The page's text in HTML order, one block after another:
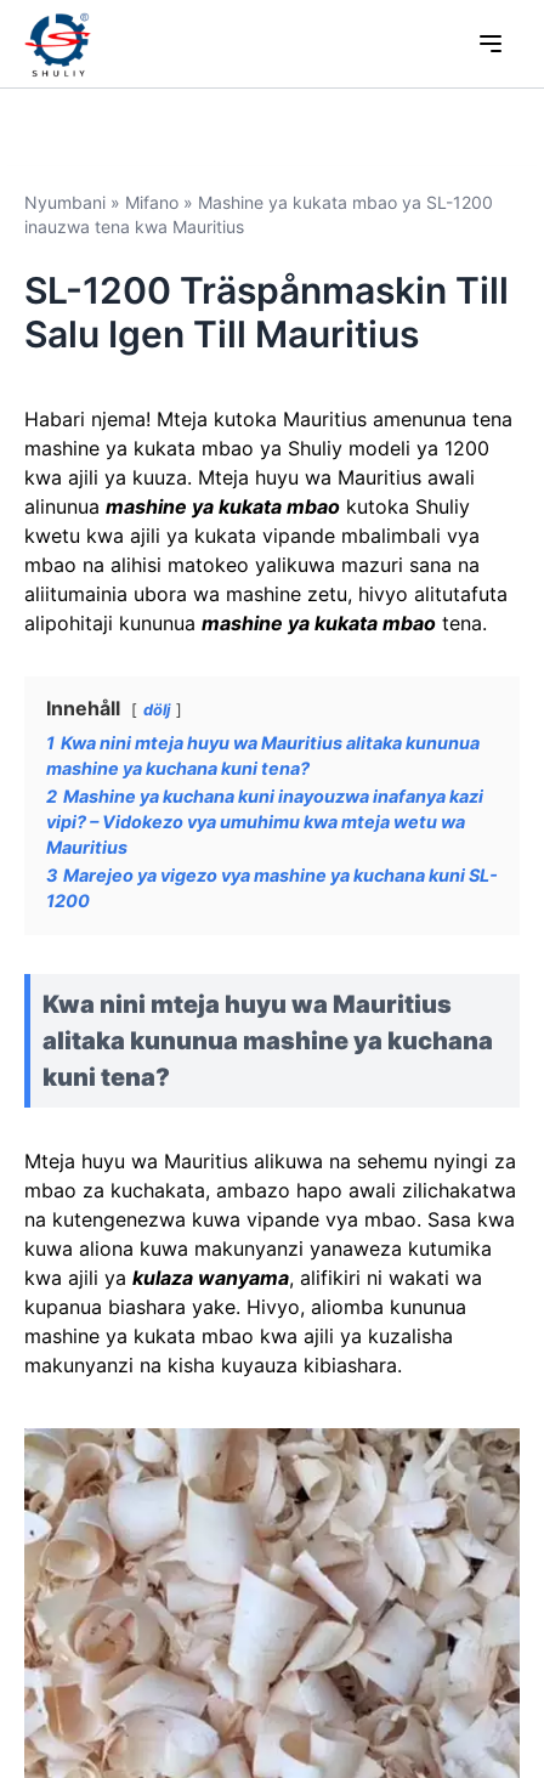
Nyumbani » Mifano » Mashine ya kukata mbao ya SL-1200
inauzwa tena kwa Mauritius
SL-1200 Träspånmaskin Till
Salu Igen Till Mauritius
Habari njema! Mteja kutoka Mauritius amenunua tena
mashine ya kukata mbao ya Shuliy modeli ya 1200
kwa ajili ya kuuza. Mteja huyu wa Mauritius awali
alinunua mashine ya kukata mbao kutoka Shuliy
kwetu kwa ajili ya kukata vipande mbalimbali vya
mbao na alihisi matokeo yalikuwa mazuri sana na
aliitumainia ubora wa mashine zetu, hivyo alitutafuta
alipohitaji kununua mashine ya kukata mbao tena.
Innehåll dölj
1 Kwa nini mteja huyu wa Mauritius alitaka kununua
mashine ya kuchana kuni tena?
2 Mashine ya kuchana kuni inayouzwa inafanya kazi
vipi? – Vidokezo vya umuhimu kwa mteja wetu wa
Mauritius
3 Marejeo ya vigezo vya mashine ya kuchana kuni SL-
1200
Kwa nini mteja huyu wa Mauritius
alitaka kununua mashine ya kuchana
kuni tena?
Mteja huyu wa Mauritius alikuwa na sehemu nyingi za
mbao za kuchakata, ambazo hapo awali zilichakatwa
na kutengenezwa kuwa vipande vya mbao. Sasa kwa
kuwa aliona kuwa makunyanzi yanaweza kutumika
kwa ajili ya kulaza wanyama, alifikiri ni wakati wa
kupanua biashara yake. Hivyo, aliomba kununua
mashine ya kukata mbao kwa ajili ya kuzalisha
makunyanzi na kisha kuyauza kibiashara.